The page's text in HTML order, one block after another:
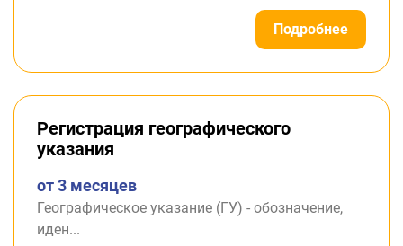
Подробнее
Регистрация географического
указания
от 3 месяцев
Географическое указание (ГУ) - обозначение,
иден...